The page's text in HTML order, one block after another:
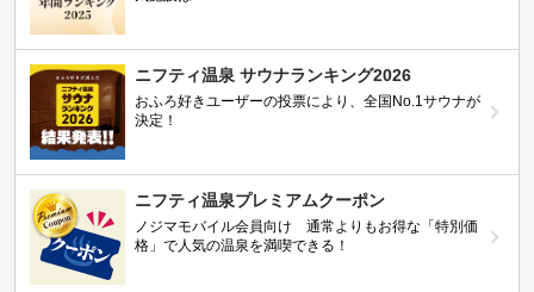
ニフティ温泉 サウナランキング2026
おふろ好きユーザーの投票により、全国No.1サウナが
決定！
ニフティ温泉プレミアムクーポン
ノジマモバイル会員向け 通常よりもお得な「特別価
格」で人気の温泉を満喫できる！